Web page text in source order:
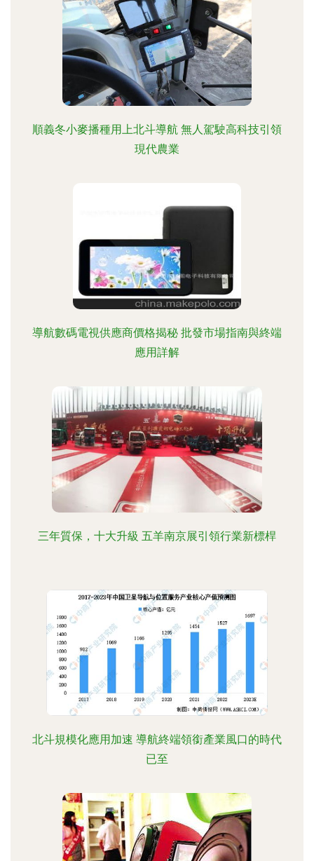
順義冬小麥播種用上北斗導航 無人駕駛高科技引領
現代農業
導航數碼電視供應商價格揭秘 批發市場指南與終端
應用詳解
三年質保，十大升級 五羊南京展引領行業新標桿
北斗規模化應用加速 導航終端領銜產業風口的時代
已至